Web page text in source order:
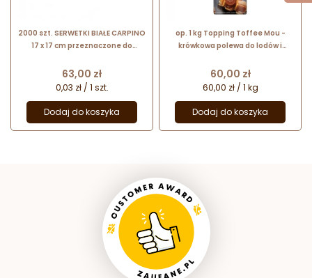
2000 szt. SERWETKI BIAŁE CARPINO
17 x 17 cm przeznaczone do
Cena
63,00 zł
0,03 zł / 1 szt.
Dodaj do koszyka
op. 1 kg Topping Toffee Mou -
krówkowa polewa do lodów i
Cena
60,00 zł
60,00 zł / 1 kg
Dodaj do koszyka